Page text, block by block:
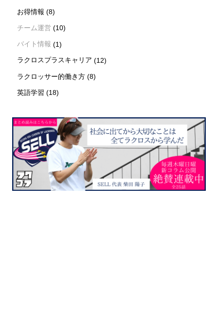
お得情報 (8)
チーム運営 (10)
バイト情報 (1)
ラクロスプラスキャリア (12)
ラクロッサー的働き方 (8)
英語学習 (18)